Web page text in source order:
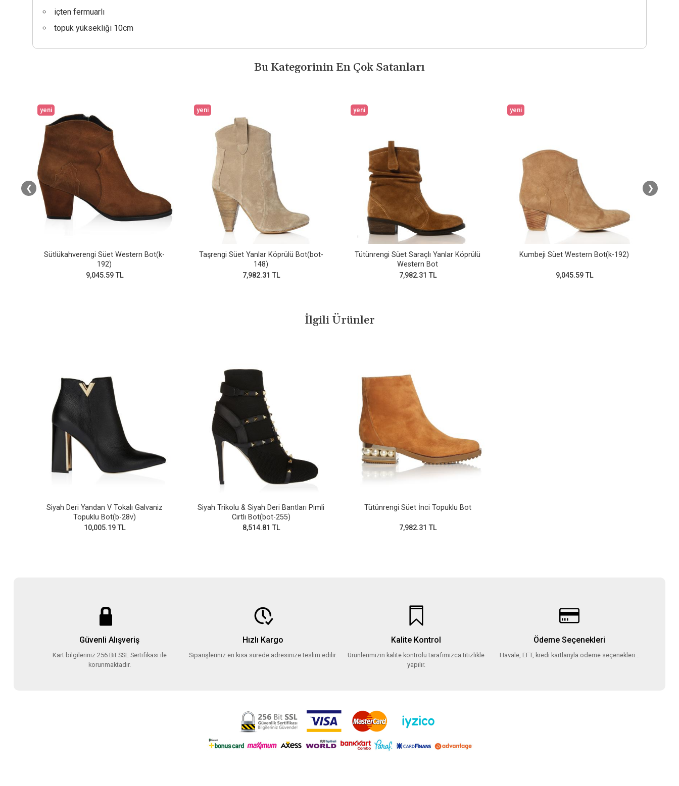
içten fermuarlı
topuk yüksekliği 10cm
Bu Kategorinin En Çok Satanları
yeni
Sütlükahverengi Süet Western Bot(k-
192)
9,045.59 TL
yeni
Taşrengi Süet Yanlar Köprülü Bot(bot-
148)
7,982.31 TL
yeni
Tütünrengi Süet Saraçlı Yanlar Köprülü
Western Bot
7,982.31 TL
yeni
Kumbeji Süet Western Bot(k-192)
9,045.59 TL
❮ ❯
İlgili Ürünler
Siyah Deri Yandan V Tokalı Galvaniz
Topuklu Bot(b-28v)
10,005.19 TL
Siyah Trikolu & Siyah Deri Bantları Pimli
Cırtlı Bot(bot-255)
8,514.81 TL
Tütünrengi Süet İnci Topuklu Bot
7,982.31 TL
Güvenli Alışveriş
Kart bilgileriniz 256 Bit SSL Sertifikası ile
korunmaktadır.
Hızlı Kargo
Siparişleriniz en kısa sürede adresinize teslim edilir.
Kalite Kontrol
Ürünlerimizin kalite kontrolü tarafımızca titizlikle
yapılır.
Ödeme Seçenekleri
Havale, EFT, kredi kartlarıyla ödeme seçenekleri...